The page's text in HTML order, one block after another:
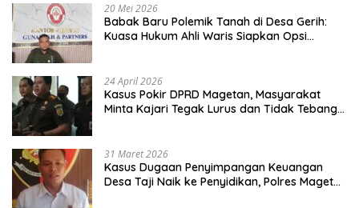
20 Mei 2026
Babak Baru Polemik Tanah di Desa Gerih:
Kuasa Hukum Ahli Waris Siapkan Opsi
24 April 2026
Kasus Pokir DPRD Magetan, Masyarakat
Minta Kajari Tegak Lurus dan Tidak Tebang
31 Maret 2026
Kasus Dugaan Penyimpangan Keuangan
Desa Taji Naik ke Penyidikan, Polres Magetan